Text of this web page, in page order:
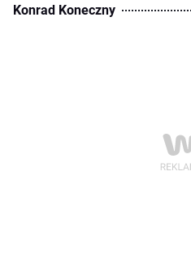
Konrad Koneczny